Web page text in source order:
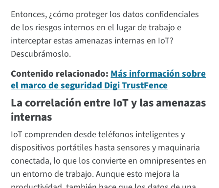
Entonces, ¿cómo proteger los datos confidenciales
de los riesgos internos en el lugar de trabajo e
interceptar estas amenazas internas en IoT?
Descubrámoslo.
Contenido relacionado:Más información sobre
el marco de seguridad Digi TrustFence
La correlación entre IoT y las amenazas
internas
IoT comprenden desde teléfonos inteligentes y
dispositivos portátiles hasta sensores y maquinaria
conectada, lo que los convierte en omnipresentes en
un entorno de trabajo. Aunque esto mejora la